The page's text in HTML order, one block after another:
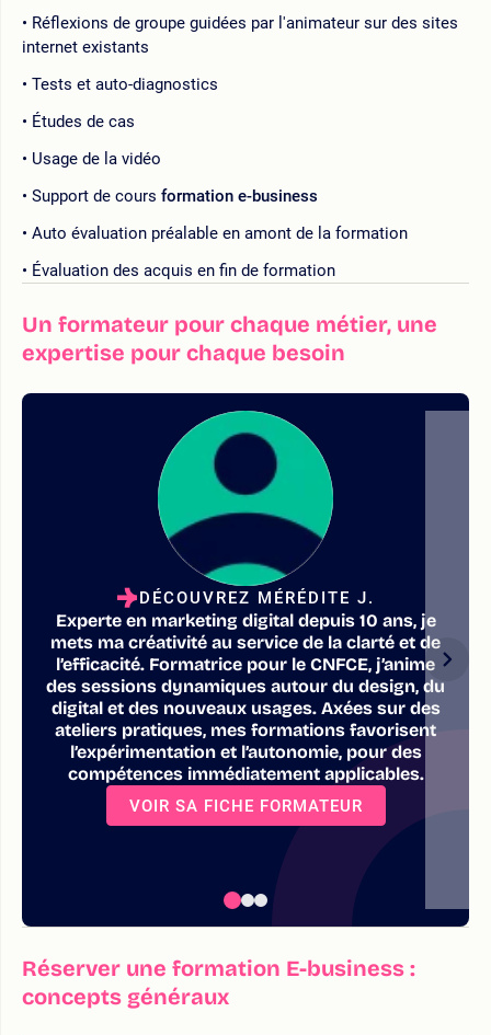
Réflexions de groupe guidées par l'animateur sur des sites
internet existants
Tests et auto-diagnostics
Études de cas
Usage de la vidéo
Support de cours formation e-business
Auto évaluation préalable en amont de la formation
Évaluation des acquis en fin de formation
Un formateur pour chaque métier, une
expertise pour chaque besoin
DÉCOUVREZ MÉRÉDITE J.
Experte en marketing digital depuis 10 ans, je
mets ma créativité au service de la clarté et de
l’efficacité. Formatrice pour le CNFCE, j’anime
des sessions dynamiques autour du design, du
digital et des nouveaux usages. Axées sur des
ateliers pratiques, mes formations favorisent
l’expérimentation et l’autonomie, pour des
compétences immédiatement applicables.
VOIR SA FICHE FORMATEUR
Réserver une formation E-business :
concepts généraux